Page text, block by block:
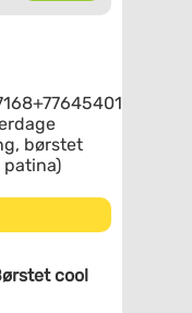
børstet
patina)
cool